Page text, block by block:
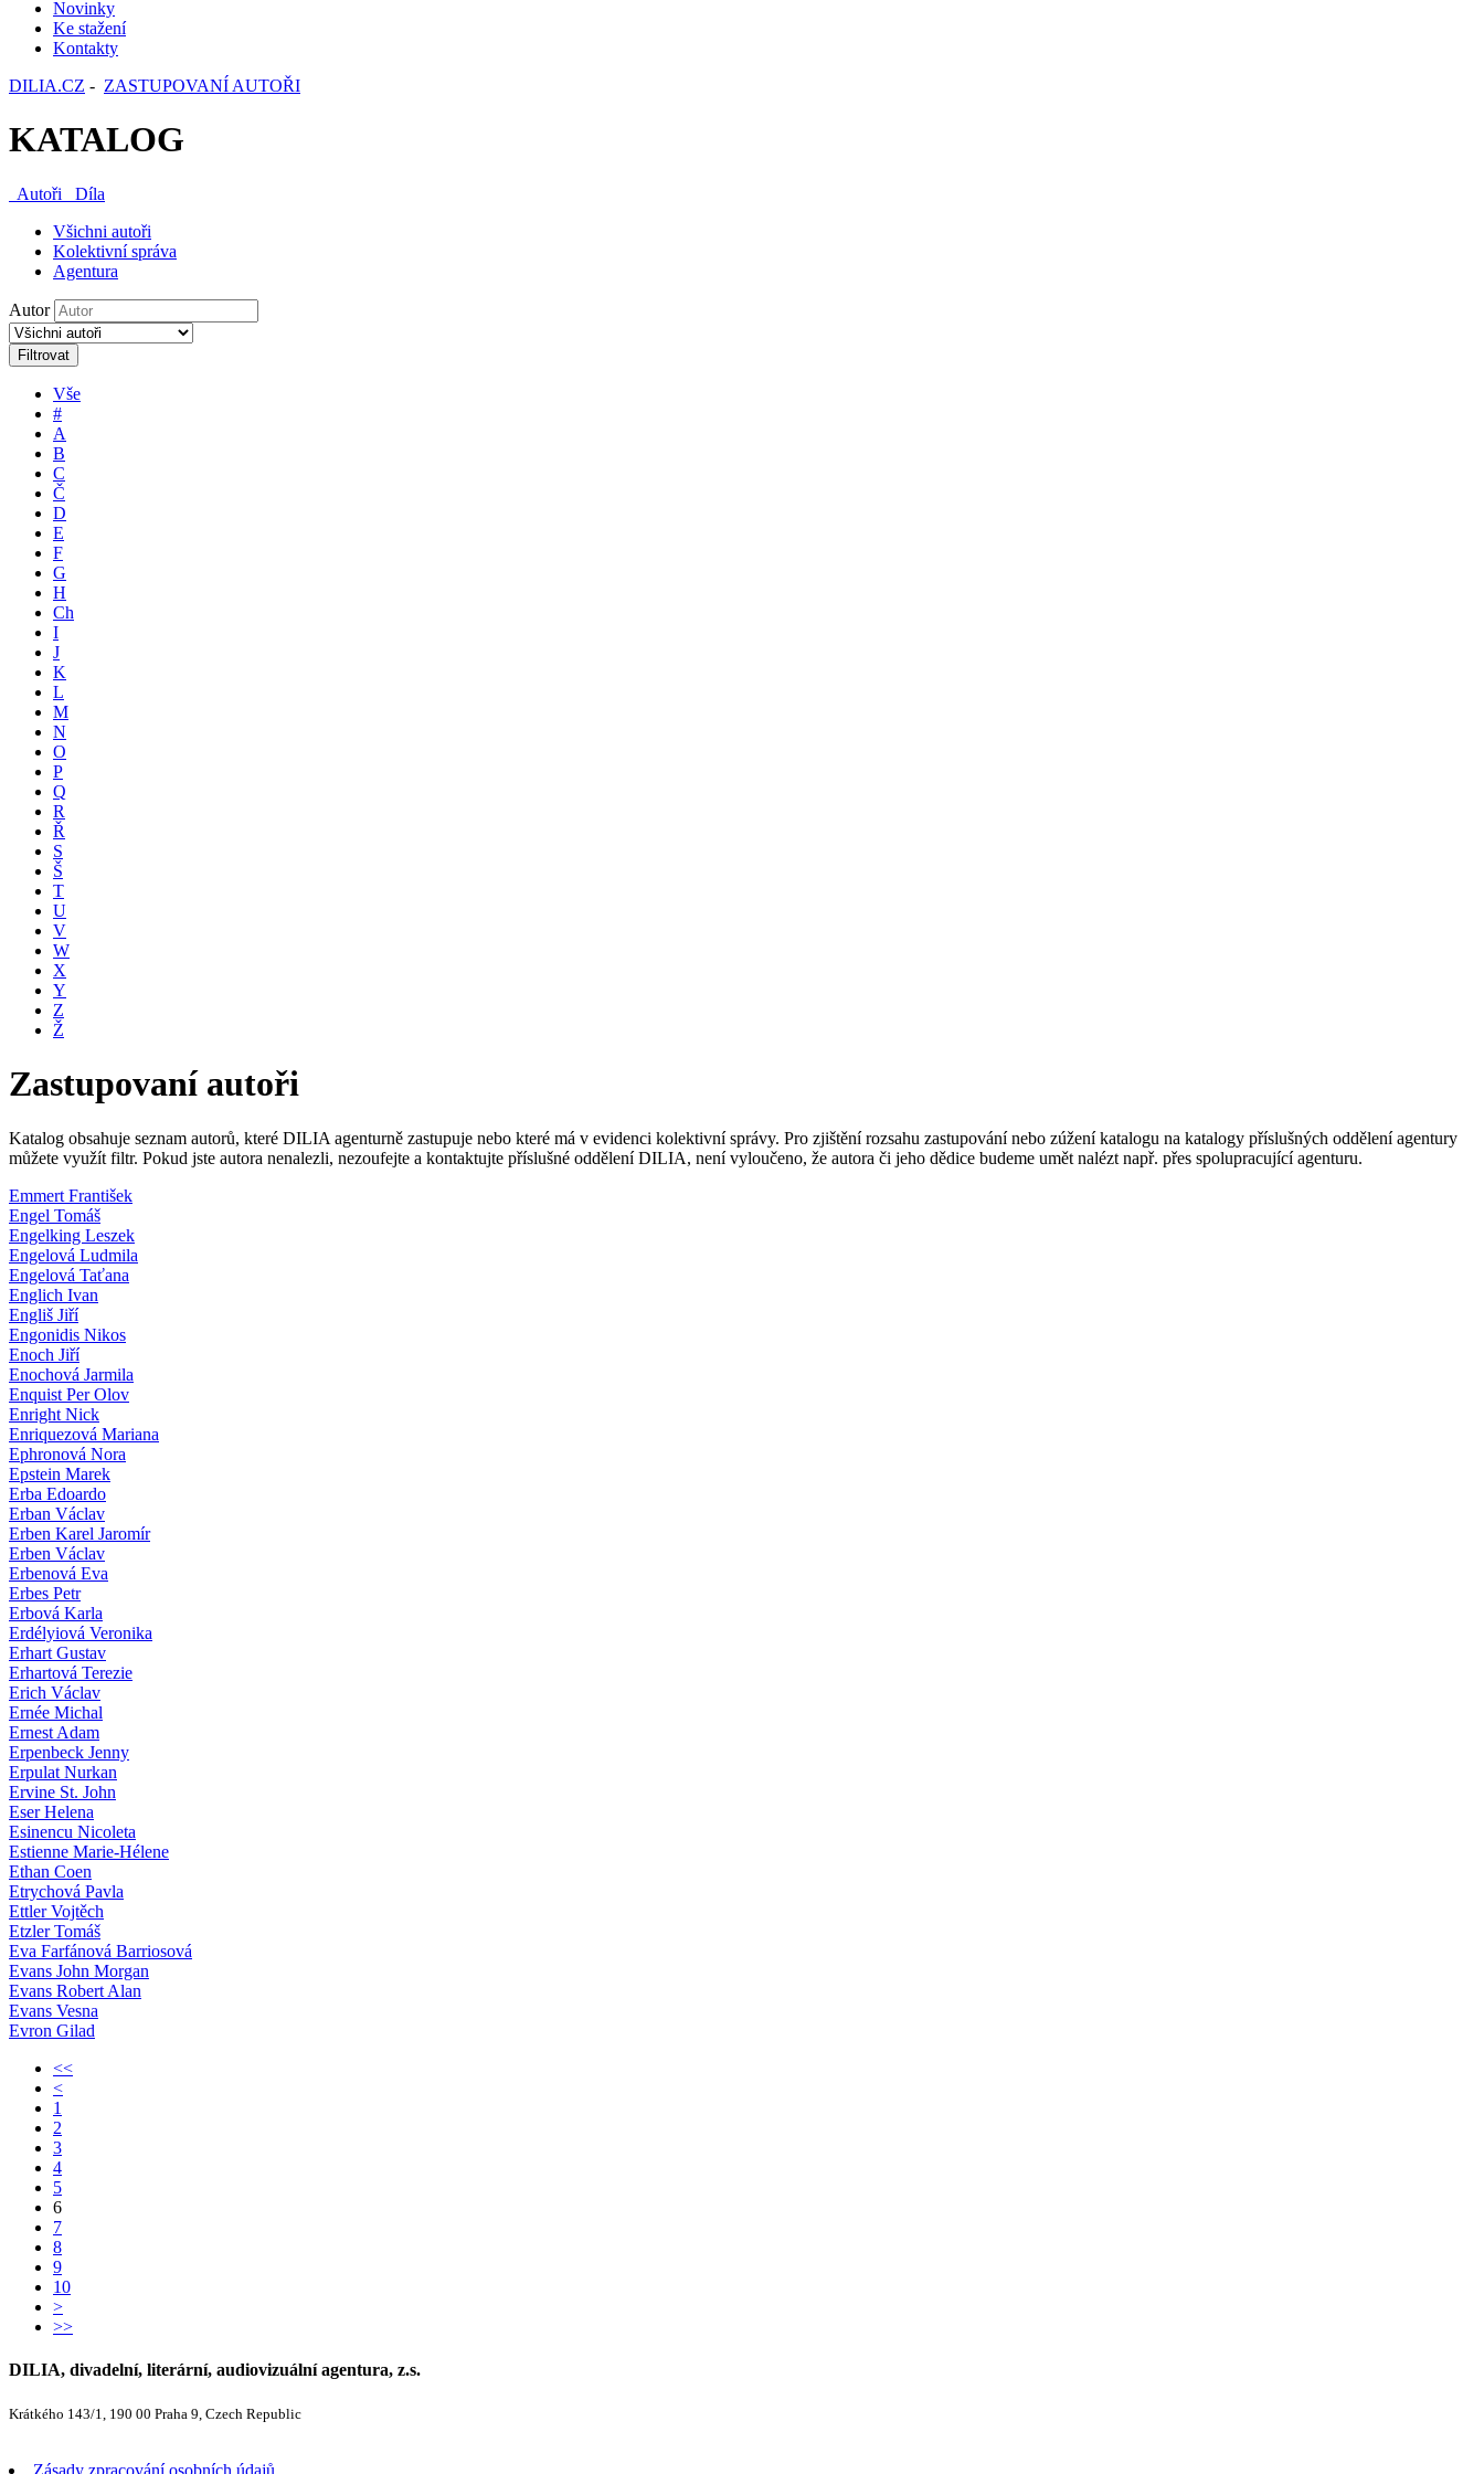
Novinky
Ke stažení
Kontakty
DILIA.CZ - ZASTUPOVANÍ AUTOŘI
KATALOG
Autoři
Díla
Všichni autoři
Kolektivní správa
Agentura
Autor
Filtrovat
Vše
#
A
B
C
Č
D
E
F
G
H
Ch
I
J
K
L
M
N
O
P
Q
R
Ř
S
Š
T
U
V
W
X
Y
Z
Ž
Zastupovaní autoři
Katalog obsahuje seznam autorů, které DILIA agenturně zastupuje nebo které má v evidenci kolektivní správy. Pro zjištění rozsahu zastupování nebo zúžení katalogu na katalogy příslušných oddělení agentury
můžete využít filtr. Pokud jste autora nenalezli, nezoufejte a kontaktujte příslušné oddělení DILIA, není vyloučeno, že autora či jeho dědice budeme umět nalézt např. přes spolupracující agenturu.
Emmert František
Engel Tomáš
Engelking Leszek
Engelová Ludmila
Engelová Taťana
Englich Ivan
Engliš Jiří
Engonidis Nikos
Enoch Jiří
Enochová Jarmila
Enquist Per Olov
Enright Nick
Enriquezová Mariana
Ephronová Nora
Epstein Marek
Erba Edoardo
Erban Václav
Erben Karel Jaromír
Erben Václav
Erbenová Eva
Erbes Petr
Erbová Karla
Erdélyiová Veronika
Erhart Gustav
Erhartová Terezie
Erich Václav
Ernée Michal
Ernest Adam
Erpenbeck Jenny
Erpulat Nurkan
Ervine St. John
Eser Helena
Esinencu Nicoleta
Estienne Marie-Hélene
Ethan Coen
Etrychová Pavla
Ettler Vojtěch
Etzler Tomáš
Eva Farfánová Barriosová
Evans John Morgan
Evans Robert Alan
Evans Vesna
Evron Gilad
<<
<
1
2
3
4
5
6
7
8
9
10
>
>>
DILIA, divadelní, literární, audiovizuální agentura, z.s.
Krátkého 143/1, 190 00 Praha 9, Czech Republic